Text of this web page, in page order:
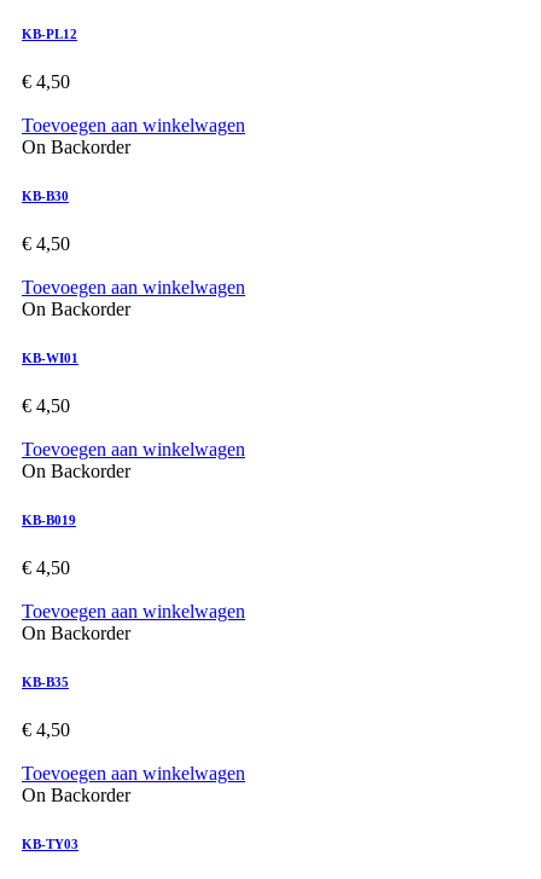
KB-PL12
€ 4,50
Toevoegen aan winkelwagen
On Backorder
KB-B30
€ 4,50
Toevoegen aan winkelwagen
On Backorder
KB-WI01
€ 4,50
Toevoegen aan winkelwagen
On Backorder
KB-B019
€ 4,50
Toevoegen aan winkelwagen
On Backorder
KB-B35
€ 4,50
Toevoegen aan winkelwagen
On Backorder
KB-TY03